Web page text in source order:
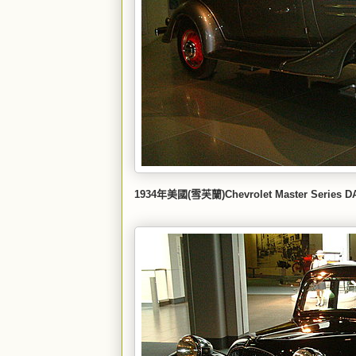
1934年美國(雪芙蘭)Chevrolet Master Series